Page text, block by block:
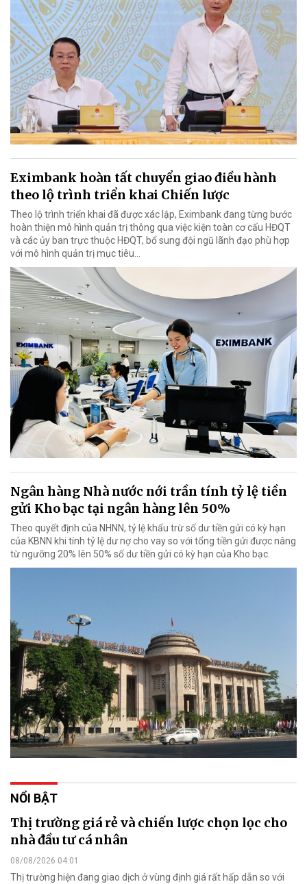
Eximbank hoàn tất chuyển giao điều hành
theo lộ trình triển khai Chiến lược
Theo lộ trình triển khai đã được xác lập, Eximbank đang từng bước
hoàn thiện mô hình quản trị thông qua việc kiện toàn cơ cấu HĐQT
và các ủy ban trực thuộc HĐQT, bổ sung đội ngũ lãnh đạo phù hợp
với mô hình quản trị mục tiêu...
Ngân hàng Nhà nước nới trần tính tỷ lệ tiền
gửi Kho bạc tại ngân hàng lên 50%
Theo quyết định của NHNN, tỷ lệ khấu trừ số dư tiền gửi có kỳ hạn
của KBNN khi tính tỷ lệ dư nợ cho vay so với tổng tiền gửi được nâng
từ ngưỡng 20% lên 50% số dư tiền gửi có kỳ hạn của Kho bạc.
NỔI BẬT
Thị trường giá rẻ và chiến lược chọn lọc cho
nhà đầu tư cá nhân
08/08/2026 04:01
Thị trường hiện đang giao dịch ở vùng định giá rất hấp dẫn so với